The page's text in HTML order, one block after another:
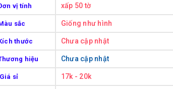
vị tính xấp 50 tờ
sắc Giống như hình
thước Chưa cập nhật
hiệu Chưa cập nhật
Giá sỉ 17k - 20k